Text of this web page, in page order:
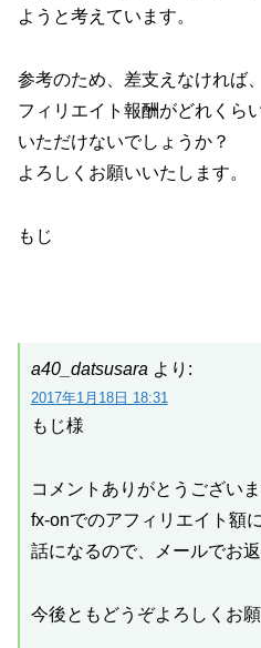
ようと考えています。
参考のため、差支えなければ
フィリエイト報酬がどれくら
いただけないでしょうか？
よろしくお願いいたします。
もじ
a40_datsusara より:
2017年1月18日 18:31
もじ様
コメントありがとうございま
fx-onでのアフィリエイト額
話になるので、メールでお
今後ともどうぞよろしくお願